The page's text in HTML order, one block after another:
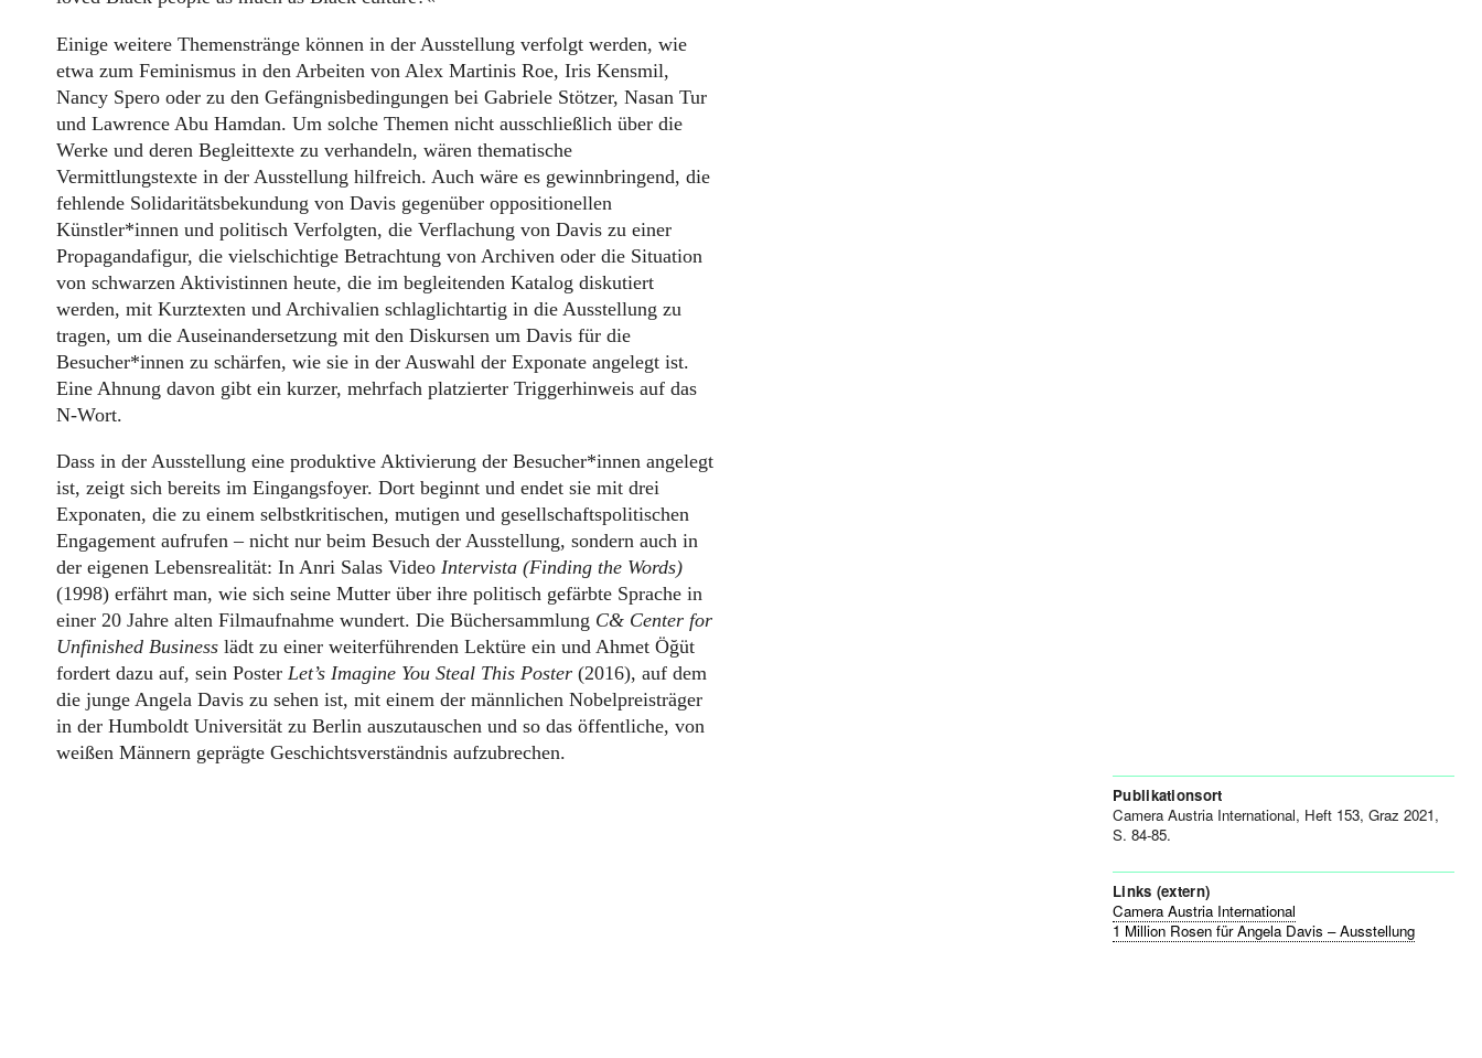
Einige weitere Themenstränge können in der Ausstellung verfolgt werden, wie
etwa zum Feminismus in den Arbeiten von Alex Martinis Roe, Iris Kensmil,
Nancy Spero oder zu den Gefängnisbedingungen bei Gabriele Stötzer, Nasan Tur
und Lawrence Abu Hamdan. Um solche Themen nicht ausschließlich über die
Werke und deren Begleittexte zu verhandeln, wären thematische
Vermittlungstexte in der Ausstellung hilfreich. Auch wäre es gewinnbringend, die
fehlende Solidaritätsbekundung von Davis gegenüber oppositionellen
Künstler*innen und politisch Verfolgten, die Verflachung von Davis zu einer
Propagandafigur, die vielschichtige Betrachtung von Archiven oder die Situation
von schwarzen Aktivistinnen heute, die im begleitenden Katalog diskutiert
werden, mit Kurztexten und Archivalien schlaglichtartig in die Ausstellung zu
tragen, um die Auseinandersetzung mit den Diskursen um Davis für die
Besucher*innen zu schärfen, wie sie in der Auswahl der Exponate angelegt ist.
Eine Ahnung davon gibt ein kurzer, mehrfach platzierter Triggerhinweis auf das
N-Wort.
Dass in der Ausstellung eine produktive Aktivierung der Besucher*innen angelegt
ist, zeigt sich bereits im Eingangsfoyer. Dort beginnt und endet sie mit drei
Exponaten, die zu einem selbstkritischen, mutigen und gesellschaftspolitischen
Engagement aufrufen – nicht nur beim Besuch der Ausstellung, sondern auch in
der eigenen Lebensrealität: In Anri Salas VideoIntervista (Finding the Words)
(1998) erfährt man, wie sich seine Mutter über ihre politisch gefärbte Sprache in
einer 20 Jahre alten Filmaufnahme wundert. Die Büchersammlung C& Center for
Unfinished Business lädt zu einer weiterführenden Lektüre ein und Ahmet Öğüt
fordert dazu auf, sein PosterLet’s Imagine You Steal This Poster (2016), auf dem
die junge Angela Davis zu sehen ist, mit einem der männlichen Nobelpreisträger
in der Humboldt Universität zu Berlin auszutauschen und so das öffentliche, von
weißen Männern geprägte Geschichtsverständnis aufzubrechen.
Publikationsort
Camera Austria International, Heft 153, Graz 2021,
S. 84-85.
Links (extern)
Camera Austria International
1 Million Rosen für Angela Davis – Ausstellung